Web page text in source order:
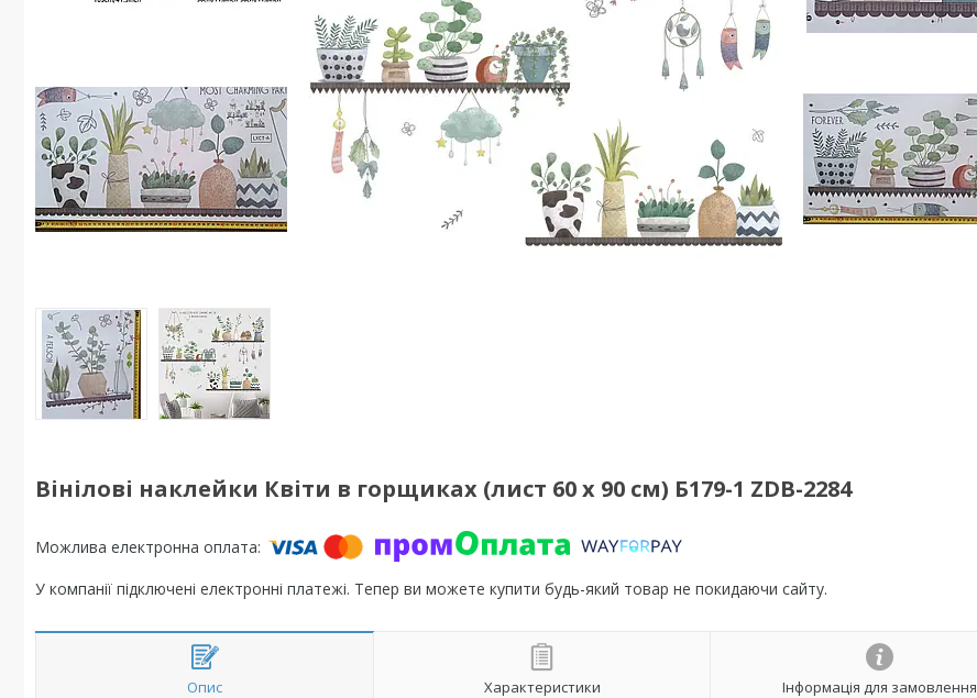
Вінілові наклейки Квіти в горщиках (лист 60 х 90 см) Б179-1 ZDB-2284
У компанії підключені електронні платежі. Тепер ви можете купити будь-який товар не покидаючи сайту.
Опис Характеристики Інформація для замовлення